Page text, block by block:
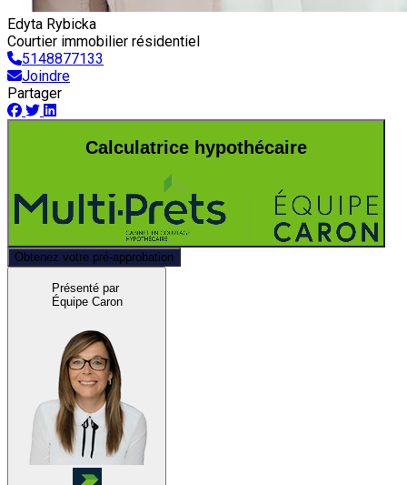
Edyta Rybicka
Courtier immobilier résidentiel
5148877133
Joindre
Partager
Calculatrice hypothécaire
Obtenez votre pré-approbation
Présenté par
Équipe Caron